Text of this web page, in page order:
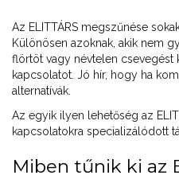
Az ELITTÁRS megszűnése
Különösen azoknak, akik nem
flörtöt vagy névtelen csevegést
kapcsolatot. Jó hír, hogy ha
alternatívák.
Az egyik ilyen lehetőség az
kapcsolatokra specializálódott
Miben tűnik ki az